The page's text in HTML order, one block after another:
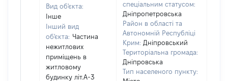
Вид об'єкта:
Інше
Інший вид
об'єкта: Частина
нежитлових
приміщень в
житловому
будинку літ.А-3
спеціальним статусом:
Дніпропетровська
Район в області та
Автономній Республіці
Крим: Дніпровський
Територіальна громада:
Дніпровська
Тип населеного пункту: